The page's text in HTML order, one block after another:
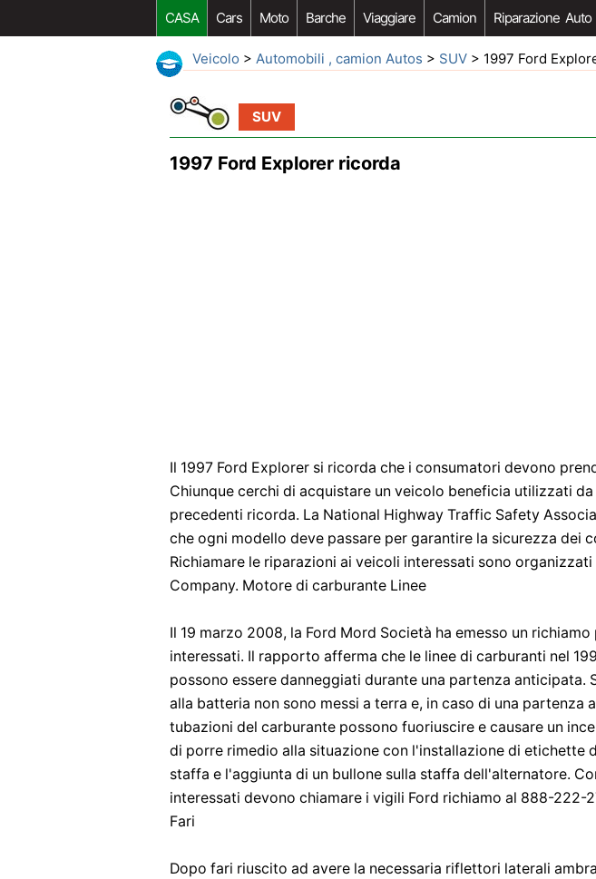
CASA Cars Moto Barche Viaggiare Camion Riparazione Auto
Veicolo > Automobili , camion Autos > SUV > 1997 Ford
SUV
1997 Ford Explorer ricorda
Il 1997 Ford Explorer si ricorda che i consumatori devono
Chiunque cerchi di acquistare un veicolo beneficia utilizzati
precedenti ricorda. La National Highway Traffic Safety
che ogni modello deve passare per garantire la sicurezza dei
Richiamare le riparazioni ai veicoli interessati sono
Company. Motore di carburante Linee
Il 19 marzo 2008, la Ford Mord Società ha emesso un
interessati. Il rapporto afferma che le linee di carburanti nel
possono essere danneggiati durante una partenza anticipata.
alla batteria non sono messi a terra e, in caso di una partenza
tubazioni del carburante possono fuoriuscire e causare un
di porre rimedio alla situazione con l'installazione di etichette
staffa e l'aggiunta di un bullone sulla staffa dell'alternatore.
interessati devono chiamare i vigili Ford richiamo al 888-222-
Fari
Dopo fari riuscito ad avere la necessaria riflettori laterali